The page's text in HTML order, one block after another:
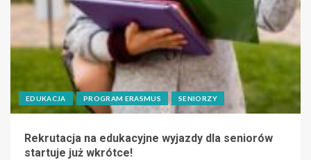
EDUKACJA PROGRAM ERASMUS SENIORZY
Rekrutacja na edukacyjne wyjazdy dla seniorów
startuje już wkrótce!